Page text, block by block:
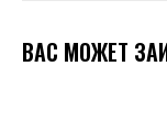
ВАС МОЖЕТ